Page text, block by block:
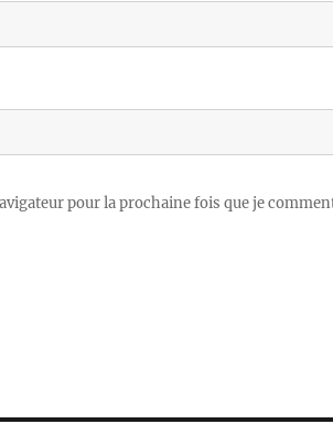
pour la prochaine fois que je